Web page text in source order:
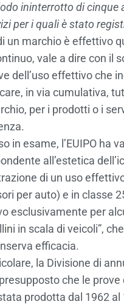
ininterrotto di cinque
per i quali è stato
un marchio è effettivo
vale a dire con il
dell’uso effettivo che
in via cumulativa,
per i prodotti o i
in esame, l’EUIPO ha
all’estetica
di un uso
per auto) e in classe
esclusivamente per
in scala di veicoli”,
efficacia.
la Divisione di
che le
prodotta dal 1962